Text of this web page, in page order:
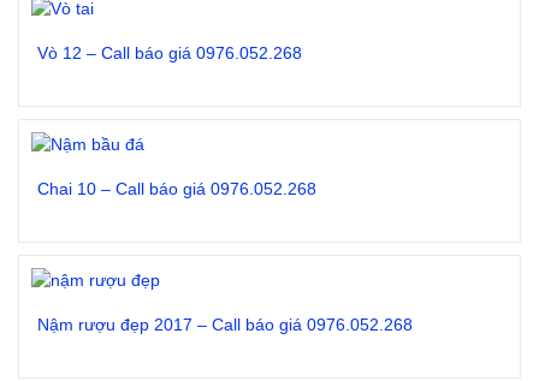
Vò 12 – Call báo giá 0976.052.268
Chai 10 – Call báo giá 0976.052.268
Nậm rượu đẹp 2017 – Call báo giá 0976.052.268